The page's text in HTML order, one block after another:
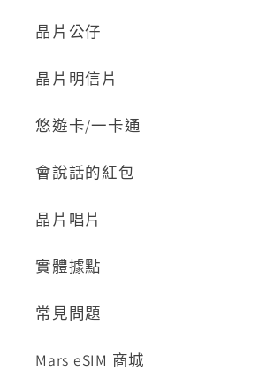
晶片公仔
晶片明信片
悠遊卡/一卡通
會說話的紅包
晶片唱片
實體據點
常見問題
Mars eSIM 商城